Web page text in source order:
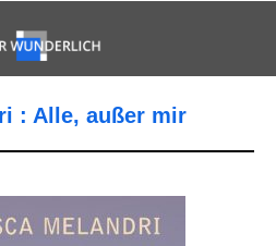
: Alle, außer mir